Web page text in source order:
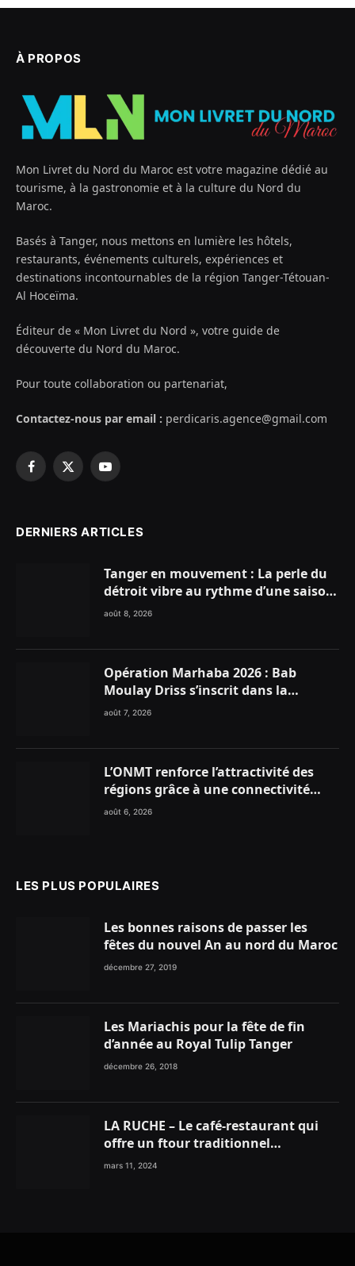
À PROPOS
Mon Livret du Nord du Maroc est votre magazine dédié au
tourisme, à la gastronomie et à la culture du Nord du
Maroc.
Basés à Tanger, nous mettons en lumière les hôtels,
restaurants, événements culturels, expériences et
destinations incontournables de la région Tanger-Tétouan-
Al Hoceïma.
Éditeur de « Mon Livret du Nord », votre guide de
découverte du Nord du Maroc.
Pour toute collaboration ou partenariat,
Contactez-nous par email : perdicaris.agence@gmail.com
Facebook
X
YouTube
DERNIERS ARTICLES
Tanger en mouvement : La perle du
détroit vibre au rythme d’une saison
estivale record !
août 8, 2026
Opération Marhaba 2026 : Bab
Moulay Driss s’inscrit dans la
dynamique nationale en faveur des
août 7, 2026
L’ONMT renforce l’attractivité des
régions grâce à une connectivité
aérienne historique de Ryanair
août 6, 2026
LES PLUS POPULAIRES
Les bonnes raisons de passer les
fêtes du nouvel An au nord du Maroc
décembre 27, 2019
Les Mariachis pour la fête de fin
d’année au Royal Tulip Tanger
décembre 26, 2018
LA RUCHE – Le café-restaurant qui
offre un ftour traditionnel
gourmand
mars 11, 2024